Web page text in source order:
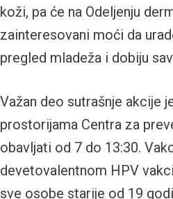
koži, pa će na Odeljenju
zainteresovani moći da
pregled mladeža i dobiju
Važan deo sutrašnje akcije
prostorijama Centra za
obavljati od 7 do 13:30.
devetovalentnom HPV
sve osobe starije od 19